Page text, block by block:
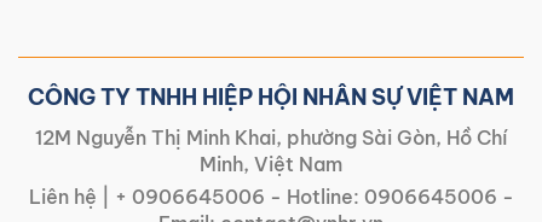
CÔNG TY TNHH HIỆP HỘI NHÂN SỰ VIỆT NAM
12M Nguyễn Thị Minh Khai, phường Sài Gòn, Hồ Chí
Minh, Việt Nam
Liên hệ |
+ 0906645006 - Hotline: 0906645006 -